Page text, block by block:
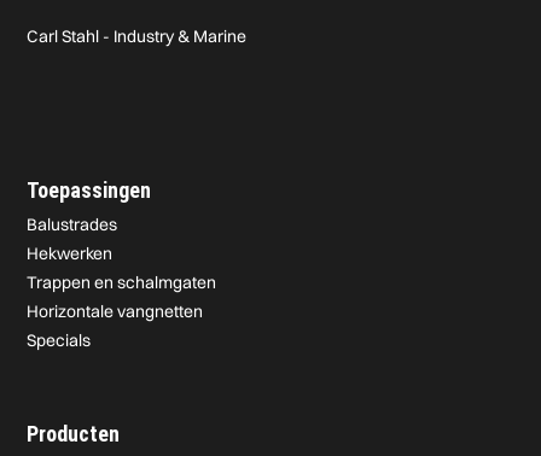
Carl Stahl - Industry & Marine
Toepassingen
Balustrades
Hekwerken
Trappen en schalmgaten
Horizontale vangnetten
Specials
Producten